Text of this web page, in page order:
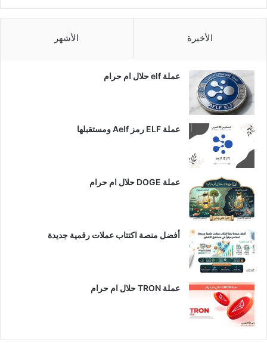
الأخيرة الأشهر
عملة elf حلال ام حرام
عملة ELF رمز Aelf ومستقبلها
عملة DOGE حلال ام حرام
أفضل منصة اكتتاب عملات رقمية جديدة
عملة TRON حلال ام حرام​